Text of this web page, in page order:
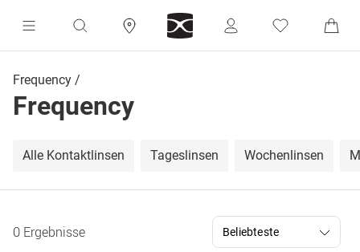
Frequency
Frequency
Alle Kontaktlinsen Tageslinsen Wochenlinsen
0 Ergebnisse